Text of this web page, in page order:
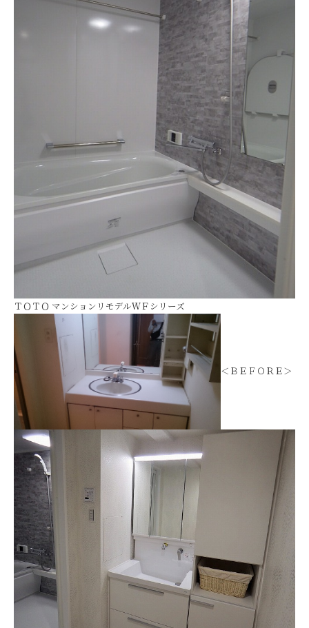
ＴＯＴＯ マンションリモデルＷＦシリーズ
＜ＢＥＦＯＲＥ＞